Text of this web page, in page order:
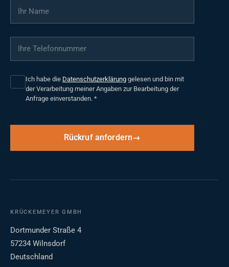
Ihr Name
Ihre Telefonnummer
Ich habe die Datenschutzerklärung gelesen und bin mit
der Verarbeitung meiner Angaben zur Bearbeitung der
Anfrage einverstanden. *
Rückruf anfordern
KRÜCKEMEYER GMBH
Dortmunder Straße 4
57234 Wilnsdorf
Deutschland